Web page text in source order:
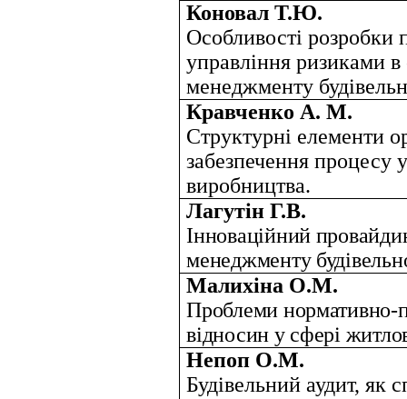
Коновал Т.Ю.
Особливості розробки
управління ризиками
менеджменту
Кравченко А. М.
Структурні елементи
забезпечення процесу
виробництва.
Лагутін Г.В.
Інноваційний
менеджменту
Малихіна О.М.
Проблеми нормативно-
відносин у сфері
Непоп О.М.
Будівельний аудит, як